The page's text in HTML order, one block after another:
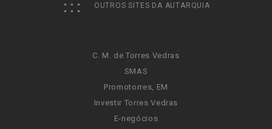
OUTROS SITES DA AUTARQUIA
C. M. de Torres Vedras
SMAS
Promotorres, EM
Investir Torres Vedras
E-negócios